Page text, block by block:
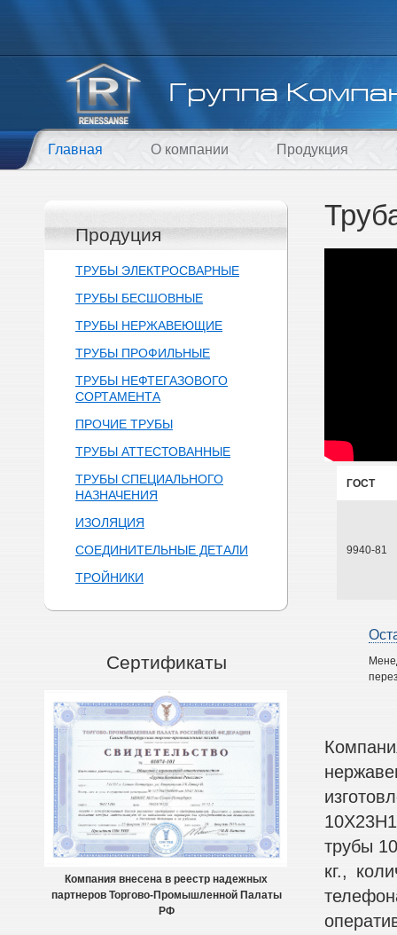
Главная О компании Продукция
Продуция
ТРУБЫ ЭЛЕКТРОСВАРНЫЕ
ТРУБЫ БЕСШОВНЫЕ
ТРУБЫ НЕРЖАВЕЮЩИЕ
ТРУБЫ ПРОФИЛЬНЫЕ
ТРУБЫ НЕФТЕГАЗОВОГО
СОРТАМЕНТА
ПРОЧИЕ ТРУБЫ
ТРУБЫ АТТЕСТОВАННЫЕ
ТРУБЫ СПЕЦИАЛЬНОГО
НАЗНАЧЕНИЯ
ИЗОЛЯЦИЯ
СОЕДИНИТЕЛЬНЫЕ ДЕТАЛИ
ТРОЙНИКИ
Сертификаты
Компания внесена в реестр надежных
партнеров Торгово-Промышленной Палаты
РФ
ГОСТ
9940-81
трубы
кг.,